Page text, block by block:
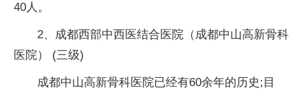
40人。
2、成都西部中西医结合医院（成都中山高新骨科
医院） (三级)
成都中山高新骨科医院已经有60余年的历史;目